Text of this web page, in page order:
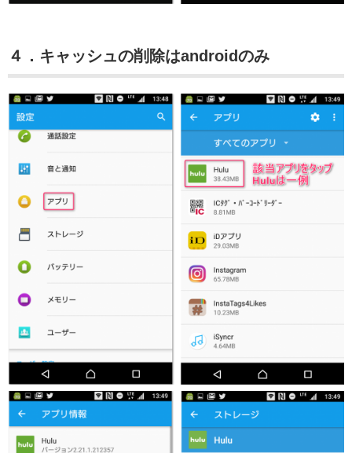
４．キャッシュの削除はandroidのみ